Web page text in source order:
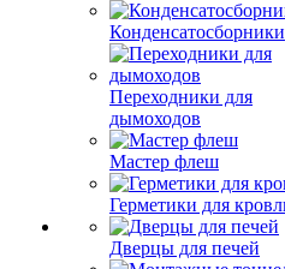
Конденсатосборники
Переходники для
дымоходов
Мастер флеш
Герметики для
Дверцы для печей